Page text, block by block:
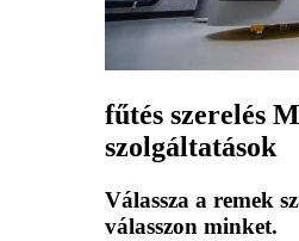
fűtés szerelés
szolgáltatások
Válassza a remek
válasszon minket.